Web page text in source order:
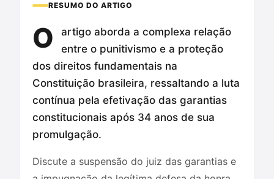
RESUMO DO ARTIGO
O
artigo aborda a complexa relação
entre o punitivismo e a proteção
dos direitos fundamentais na
Constituição brasileira, ressaltando a luta
contínua pela efetivação das garantias
constitucionais após 34 anos de sua
promulgação.
Discute a suspensão do juiz das garantias e